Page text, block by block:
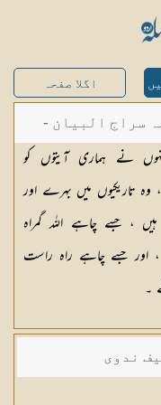
اگلا صفحہ
سراج البیان -
از ترجمتین
عبدالقادر دھلوی/
الدین دھلوی
نے ہماری آیتوں کو
، وہ تاریکیوں میں بہرے اور
، جسے چاہے اللہ گمراہ
جسے چاہے راہ راست
۔
ندوی